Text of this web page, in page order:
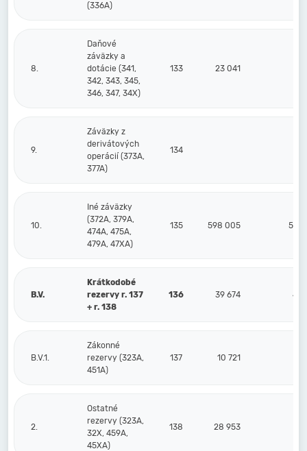
(336A)
8.
Daňové
záväzky a
dotácie (341,
342, 343, 345,
346, 347, 34X)
133 23 041
9.
Záväzky z
derivátových
operácií (373A,
377A)
134
10.
Iné záväzky
(372A, 379A,
474A, 475A,
479A, 47XA)
135 598 005 545
B.V.
Krátkodobé
rezervy r. 137
+ r. 138
136 39 674 43
B.V.1.
Zákonné
rezervy (323A,
451A)
137 10 721
2.
Ostatné
rezervy (323A,
32X, 459A,
45XA)
138 28 953